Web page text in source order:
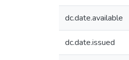
dc.date.available
dc.date.issued